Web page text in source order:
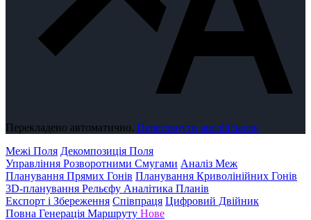
Перекладено автоматично. Переглянути англійською
Межі Поля Декомпозиція Поля
Управління Розворотними Смугами Аналіз Меж
Планування Прямих Гонів Планування Криволінійних Гонів
3D-планування Рельєфу Аналітика Планів
Експорт і Збереження Співпраця Цифровий Двійник
Повна Генерація Маршруту Нове